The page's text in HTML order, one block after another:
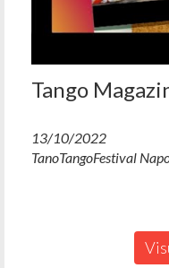
Tango
13/10/2022
TanoTangoFestival